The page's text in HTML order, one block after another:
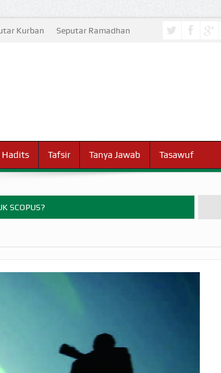
Kurban Seputar Ramadhan
Hadits Tafsir Tanya Jawab Tasawuf
SCOPUS?
SEBAB KEPEMILIKANNYA BERUBAH